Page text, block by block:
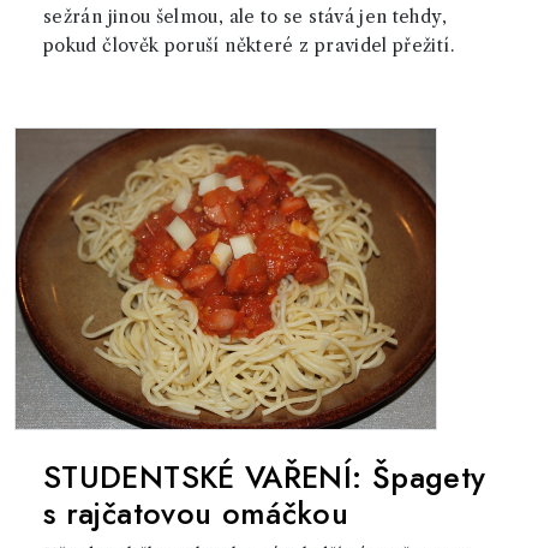
sežrán jinou šelmou, ale to se stává jen tehdy,
pokud člověk poruší některé z pravidel přežití.
STUDENTSKÉ VAŘENÍ: Špagety
s rajčatovou omáčkou